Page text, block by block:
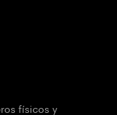
físicos y